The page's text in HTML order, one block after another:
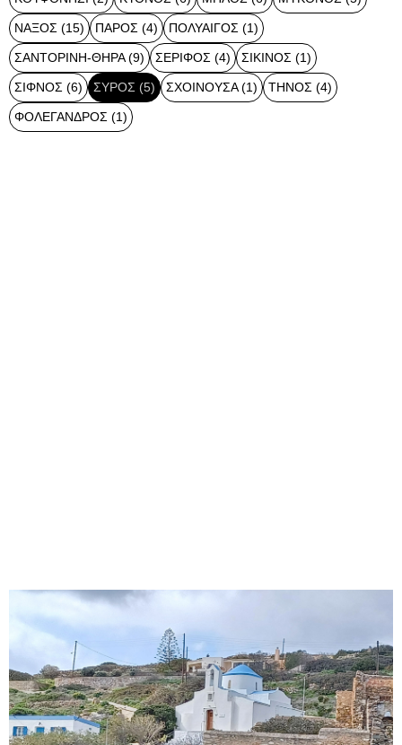
ΝΆΞΟΣ (15) ΠΆΡΟΣ (4) ΠΟΛΎΑΙΓΟΣ (1)
ΣΑΝΤΟΡΊΝΗ-ΘΉΡΑ(9) ΣΈΡΙΦΟΣ (4) ΣΊΚΙΝΟΣ (1)
ΣΊΦΝΟΣ (6) ΣΎΡΟΣ (5) ΣΧΟΙΝΟΎΣΑ(1) ΤΉΝΟΣ (4)
ΦΟΛΈΓΑΝΔΡΟΣ (1)